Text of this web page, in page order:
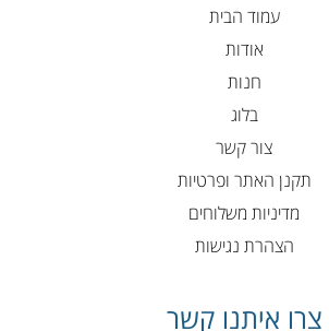
עמוד הבית
אודות
חנות
בלוג
צור קשר
תקנן האתר ופרטיות
מדיניות משלוחים
הצהרת נגישות
צרו איתנו קשר